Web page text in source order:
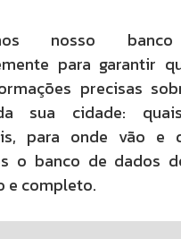
nosso
para garantir
precisas
sua cidade:
para onde vão e
o banco de dados
e completo.